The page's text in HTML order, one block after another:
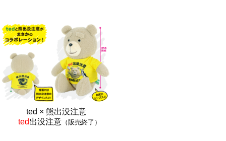
ted × 熊出没注意
ted出没注意 （販売終了）